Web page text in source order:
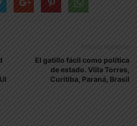
Artículo siguiente
El gatillo fácil como política
de estado. Villa Torres,
Curitiba, Paraná, Brasil